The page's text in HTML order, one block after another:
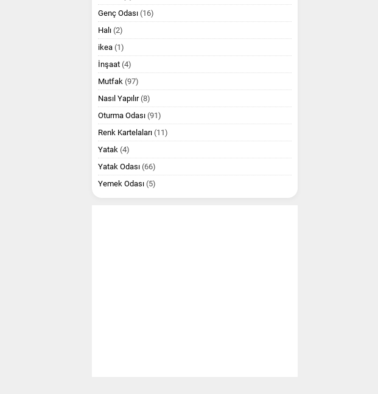
Genç Odası (16)
Halı (2)
ikea (1)
İnşaat (4)
Mutfak (97)
Nasıl Yapılır(8)
Oturma Odası (91)
Renk Kartelaları (11)
Yatak (4)
Yatak Odası (66)
Yemek Odası (5)